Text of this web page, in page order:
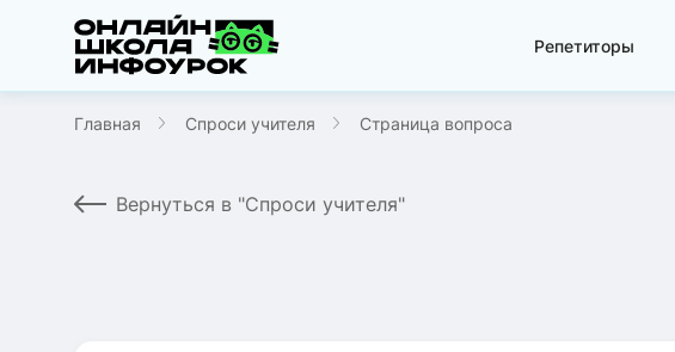
Репетиторы
Главная Спроси учителя Страница вопроса
Вернуться в "Спроси учителя"